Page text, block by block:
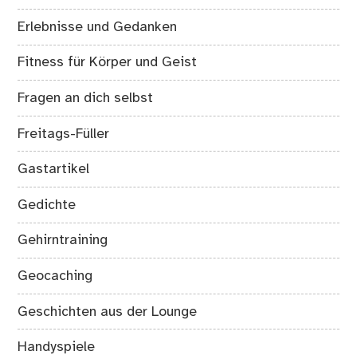
Erlebnisse und Gedanken
Fitness für Körper und Geist
Fragen an dich selbst
Freitags-Füller
Gastartikel
Gedichte
Gehirntraining
Geocaching
Geschichten aus der Lounge
Handyspiele